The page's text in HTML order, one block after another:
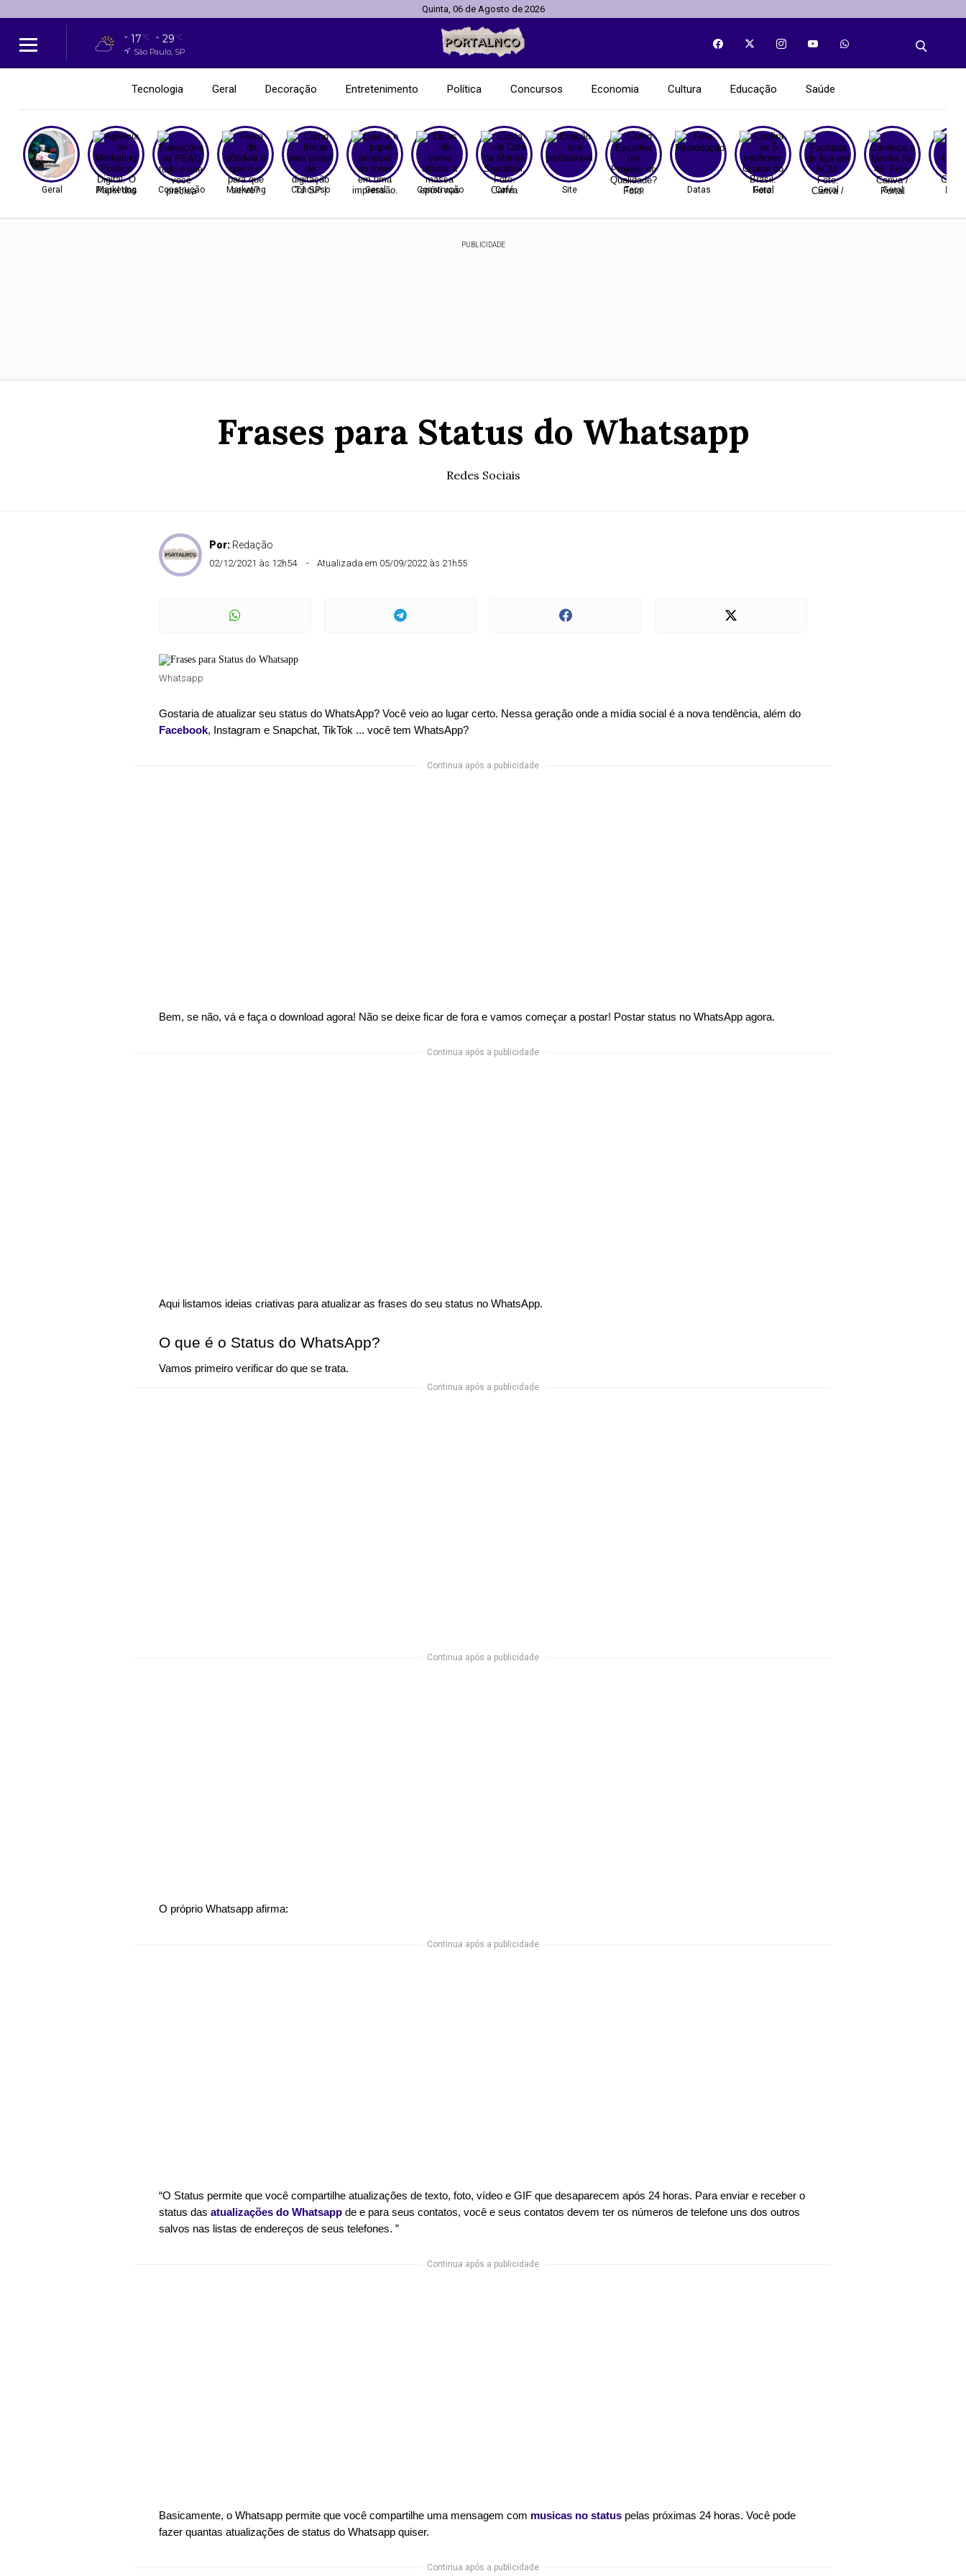
Quinta, 06 de Agosto de 2026
17°C 29°C
São Paulo, SP
Tecnologia Geral Decoração Entretenimento Política Concursos Economia Cultura Educação Saúde
Geral Marketing Construção Marketing Concurso Geral Construção Café Site Tecn Datas Geral Geral Geral
PUBLICIDADE
Frases para Status do Whatsapp
Redes Sociais
Por: Redação
02/12/2021 às 12h54 Atualizada em 05/09/2022 às 21h55
Whatsapp
Gostaria de atualizar seu status do WhatsApp? Você veio ao lugar certo. Nessa geração onde a mídia social é a nova tendência, além do
Facebook, Instagram e Snapchat, TikTok ... você tem WhatsApp?
Continua após a publicidade
Bem, se não, vá e faça o download agora! Não se deixe ficar de fora e vamos começar a postar! Postar status no WhatsApp agora.
Continua após a publicidade
Aqui listamos ideias criativas para atualizar as frases do seu status no WhatsApp.
O que é o Status do WhatsApp?
Vamos primeiro verificar do que se trata.
Continua após a publicidade
Continua após a publicidade
O próprio Whatsapp afirma:
Continua após a publicidade
“O Status permite que você compartilhe atualizações de texto, foto, vídeo e GIF que desaparecem após 24 horas. Para enviar e receber o
status das atualizações do Whatsapp de e para seus contatos, você e seus contatos devem ter os números de telefone uns dos outros
salvos nas listas de endereços de seus telefones. ”
Continua após a publicidade
Basicamente, o Whatsapp permite que você compartilhe uma mensagem com musicas no status pelas próximas 24 horas. Você pode
fazer quantas atualizações de status do Whatsapp quiser.
Continua após a publicidade